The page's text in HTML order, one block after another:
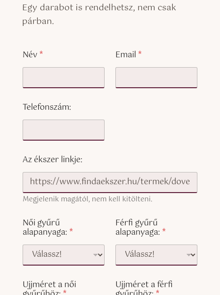
Egy darabot is rendelhetsz, nem csak
párban.
Név* Email *
Telefonszám:
Az ékszer linkje:
Megjelenik magától, nem kell kitölteni.
Női gyűrű
alapanyaga: *
Férfi gyűrű
alapanyaga: *
Ujjméret a női Ujjméret a férfi